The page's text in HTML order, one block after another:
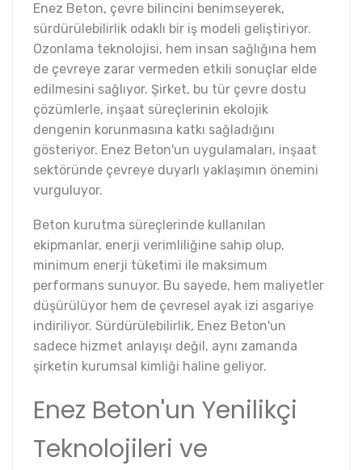
Enez Beton, çevre bilincini benimseyerek,
sürdürülebilirlik odaklı bir iş modeli geliştiriyor.
Ozonlama teknolojisi, hem insan sağlığına hem
de çevreye zarar vermeden etkili sonuçlar elde
edilmesini sağlıyor. Şirket, bu tür çevre dostu
çözümlerle, inşaat süreçlerinin ekolojik
dengenin korunmasına katkı sağladığını
gösteriyor. Enez Beton'un uygulamaları, inşaat
sektöründe çevreye duyarlı yaklaşımın önemini
vurguluyor.
Beton kurutma süreçlerinde kullanılan
ekipmanlar, enerji verimliliğine sahip olup,
minimum enerji tüketimi ile maksimum
performans sunuyor. Bu sayede, hem maliyetler
düşürülüyor hem de çevresel ayak izi asgariye
indiriliyor. Sürdürülebilirlik, Enez Beton'un
sadece hizmet anlayışı değil, aynı zamanda
şirketin kurumsal kimliği haline geliyor.
Enez Beton'un Yenilikçi
Teknolojileri ve